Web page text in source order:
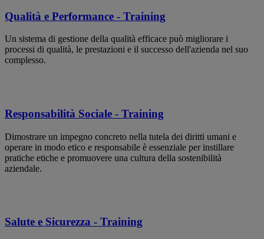
Qualità e Performance - Training
Un sistema di gestione della qualità efficace può migliorare i
processi di qualità, le prestazioni e il successo dell'azienda nel suo
complesso.
Responsabilità Sociale - Training
Dimostrare un impegno concreto nella tutela dei diritti umani e
operare in modo etico e responsabile è essenziale per instillare
pratiche etiche e promuovere una cultura della sostenibilità
aziendale.
Salute e Sicurezza - Training